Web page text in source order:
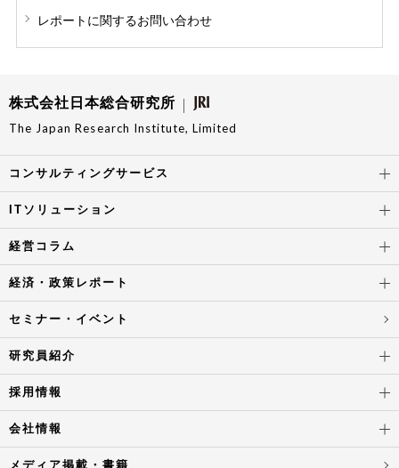
レポートに関するお問い合わせ
株式会社日本総合研究所
The Japan Research Institute, Limited
コンサルティングサービス
ITソリューション
経営コラム
経済・政策レポート
セミナー・イベント
研究員紹介
採用情報
会社情報
メディア掲載・書籍